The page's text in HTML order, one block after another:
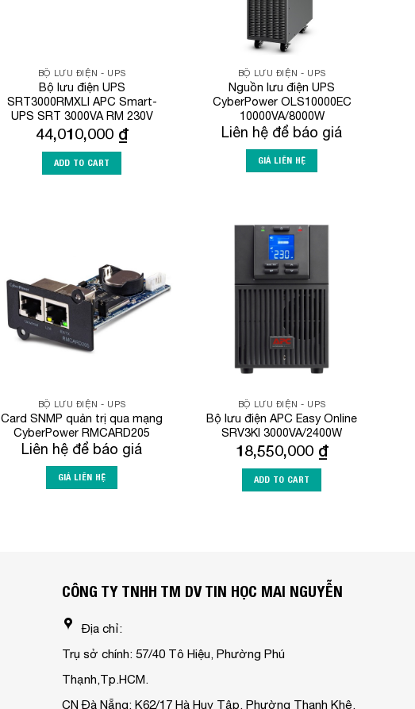
BỘ LƯU ĐIỆN - UPS
Bộ lưu điện UPS
SRT3000RMXLI APC Smart-
UPS SRT 3000VA RM 230V
44,010,000 ₫
ADD TO CART
BỘ LƯU ĐIỆN - UPS
Nguồn lưu điện UPS
CyberPower OLS10000EC
10000VA/8000W
Liên hệ để báo giá
GIÁ LIÊN HỆ
BỘ LƯU ĐIỆN - UPS
Card SNMP quản trị qua mạng
CyberPower RMCARD205
Liên hệ để báo giá
GIÁ LIÊN HỆ
BỘ LƯU ĐIỆN - UPS
Bộ lưu điện APC Easy Online
SRV3KI 3000VA/2400W
18,550,000 ₫
ADD TO CART
CÔNG TY TNHH TM DV TIN HỌC MAI NGUYỄN
Địa chỉ:
Trụ sở chính: 57/40 Tô Hiệu, Phường Phú
Thạnh,Tp.HCM.
CN Đà Nẵng: K62/17 Hà Huy Tập, Phường Thanh Khê,